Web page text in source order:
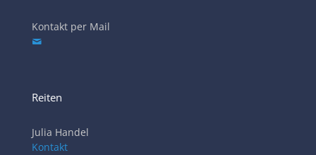
Kontakt per Mail
Reiten
Julia Handel
Kontakt